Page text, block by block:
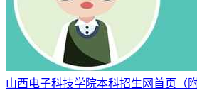
山西电子科技学院本科招生网首页（